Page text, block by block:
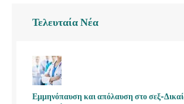
Τελευταία Νέα
Εμμηνόπαυση και απόλαυση στο σεξ-